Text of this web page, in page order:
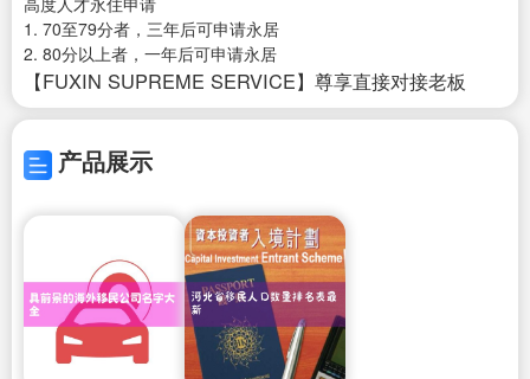
1. 70至79分者，三年后可申请永居
2. 80分以上者，一年后可申请永居
【FUXIN SUPREME SERVICE】尊享直接对接老板
产品展示